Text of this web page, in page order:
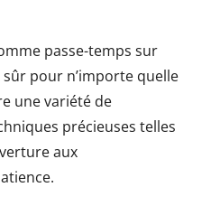
passe-temps sur
pour n’importe quelle
une variété de
précieuses telles
aux